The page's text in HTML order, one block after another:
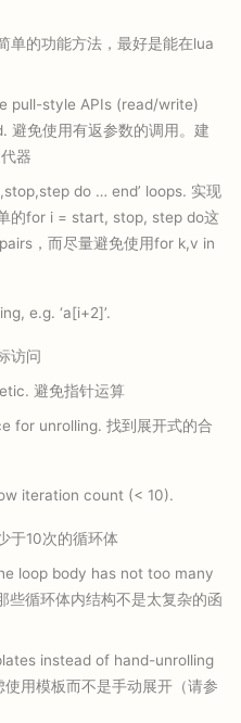
单的功能方法，最好是能在lua
pull-style APIs (read/write)
避免使用有返参数的调用。建
器
do … end’ loops. 实现
的for i = start, stop, step do这
，而尽量避免使用for k,v in
e.g. ‘a[i+2]’.
访问
避免指针运算
for unrolling. 找到展开式的合
iteration count (< 10).
于10次的循环体
loop body has not too many
些循环体内结构不是太复杂的函
instead of hand-unrolling
用模板而不是手动展开（请参